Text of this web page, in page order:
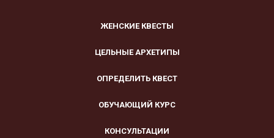
ЖЕНСКИЕ КВЕСТЫ
ЦЕЛЬНЫЕ АРХЕТИПЫ
ОПРЕДЕЛИТЬ КВЕСТ
ОБУЧАЮЩИЙ КУРС
КОНСУЛЬТАЦИИ